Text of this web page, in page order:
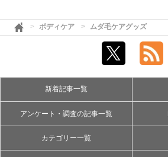
ボディケア ムダ毛ケアグッズ
新着記事一覧
アンケート・調査の記事一覧
カテゴリー一覧